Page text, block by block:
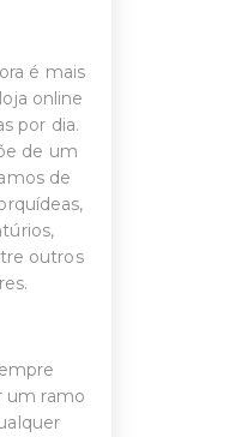
é mais
online
por dia.
de um
de
outros
um ramo